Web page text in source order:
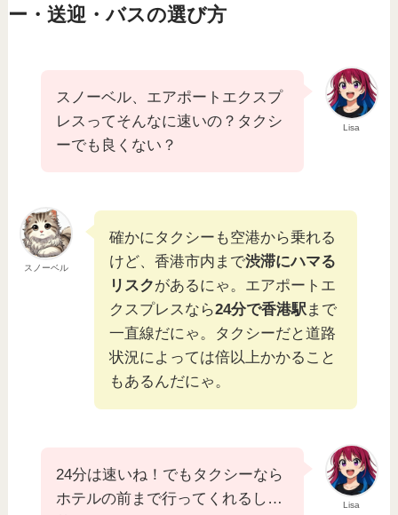
ー・送迎・バスの選び方
Lisa
スノーベル、エアポートエクスプ
レスってそんなに速いの？タクシ
ーでも良くない？
スノーベル
確かにタクシーも空港から乗れる
けど、香港市内まで渋滞にハマる
リスクがあるにゃ。エアポートエ
クスプレスなら24分で香港駅まで
一直線だにゃ。タクシーだと道路
状況によっては倍以上かかること
もあるんだにゃ。
Lisa
24分は速いね！でもタクシーなら
ホテルの前まで行ってくれるし…